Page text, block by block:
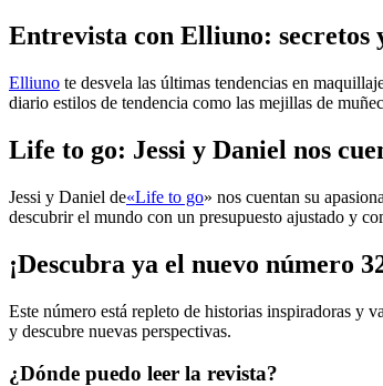
Entrevista con Elliuno: secretos
Elliuno te desvela las últimas tendencias en
diario estilos de tendencia como las mejillas de
Life to go: Jessi y Daniel nos
Jessi y Daniel de«Life to go» nos cuentan su
descubrir el mundo con un presupuesto ajustado y
¡Descubra ya el nuevo número
Este número está repleto de historias inspiradoras y
y descubre nuevas perspectivas.
¿Dónde puedo leer la revista?